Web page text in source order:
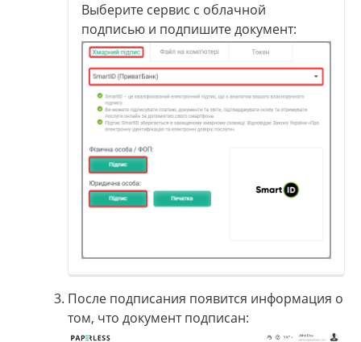
Выберите сервис с облачной
подписью и подпишите документ:
После подписания появится информация о
том, что документ подписан: